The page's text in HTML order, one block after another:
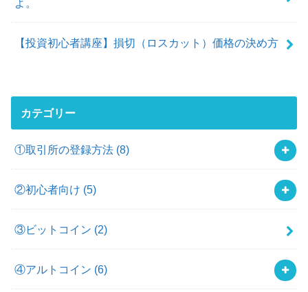
よ。
【投資初心者講座】損切（ロスカット）価格の決め方
カテゴリー
①取引所の登録方法 (8)
②初心者向け (5)
③ビットコイン (2)
④アルトコイン (6)